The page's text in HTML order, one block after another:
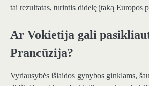
tai rezultatas, turintis didelę įtaką Europos
Ar Vokietija gali
Prancūzija?
Vyriausybės išlaidos gynybos ginklams,